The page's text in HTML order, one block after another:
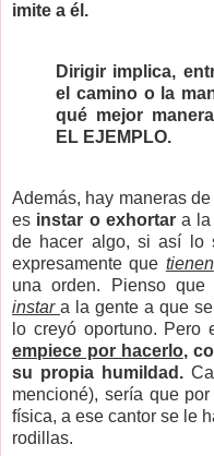
imite a él.
Dirigir implica,
el camino o la
qué mejor
EL EJEMPLO.
Además, hay maneras
es instar o exhortara la
de hacer algo, si así lo
expresamente que tienen
una orden. Pienso
instar a la gente a que
lo creyó oportuno.
empiece por hacerlo,
su propia humildad.
mencioné), sería que
física, a ese cantor se le
rodillas.